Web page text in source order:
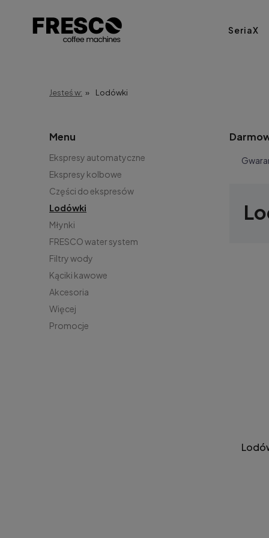
SeriaX
Jesteś w: » Lodówki
Menu
Ekspresy automatyczne
Ekspresy kolbowe
Części do ekspresów
Lodówki
Młynki
FRESCO water system
Filtry wody
Kąciki kawowe
Akcesoria
Więcej
Promocje